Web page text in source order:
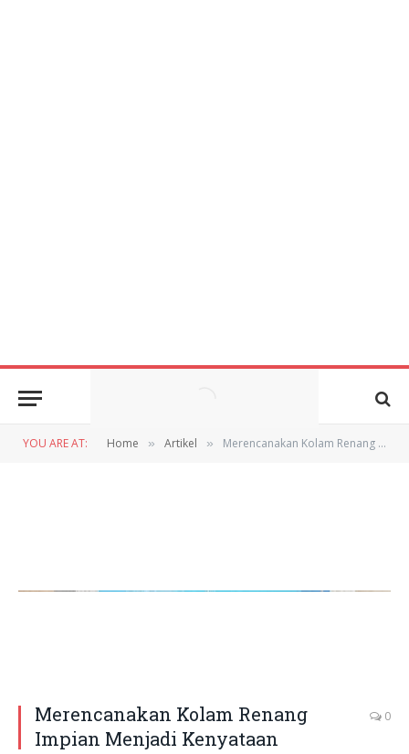
YOU ARE AT: Home » Artikel » Merencanakan Kolam Renang Impian Menjadi Kenyataan
Merencanakan Kolam Renang
Impian Menjadi Kenyataan
0